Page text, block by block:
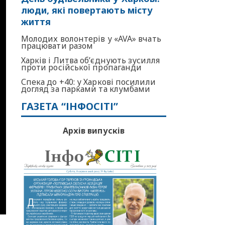
люди, які повертають місту
життя
Молодих волонтерів у «AVA» вчать
працювати разом
Харків і Литва об’єднують зусилля
проти російської пропаганди
Спека до +40: у Харкові посилили
догляд за парками та клумбами
ГАЗЕТА “ІНФОСІТІ”
Архів випусків